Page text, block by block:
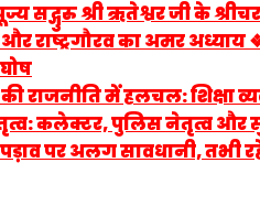
सद्गुरु श्री ऋतेश्वर जी के
और राष्ट्रगौरव का अमर
की राजनीति में हलचल: शिक्षा
कलेक्टर, पुलिस नेतृत्व और
पर अलग सावधानी, तभी